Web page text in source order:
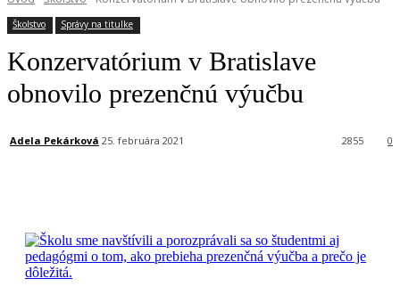
Školstvo Správy na titulke
Konzervatórium v Bratislave
obnovilo prezenčnú výučbu
Adela Pekárková 25. februára 2021 0
2855